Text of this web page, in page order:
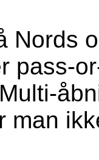
Nords
pass-
man